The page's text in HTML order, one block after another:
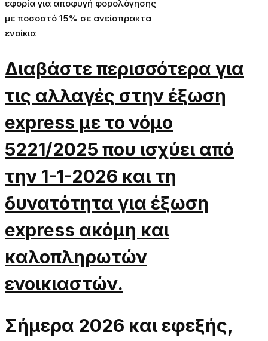
εφορία για αποφυγή φορολόγησης
με ποσοστό 15% σε ανείσπρακτα
ενοίκια
Διαβάστε περισσότερα για
τις αλλαγές στην έξωση
express με το νόμο
5221/2025 που ισχύει από
την 1-1-2026 και τη
δυνατότητα για έξωση
express ακόμη και
καλοπληρωτών
ενοικιαστών.
Σήμερα 2026 και εφεξής,